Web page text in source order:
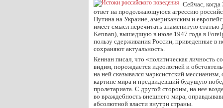
Сейчас,
ответ на продолжающуюся агрессию
Путина на Украине, американским и
имеет смысл перечитать знаменитую
Kennan), вышедшую в июле 1947 года в
пользу сдерживания России, приведенные в
сохраняют актуальность.
Кеннан писал, что «политическая личность
видим, порождается идеологией и
на ней сказывался марксистский
картине мира и предвидевший будущую
пролетариата. С другой стороны, на нее
во враждебность внешнего мира,
абсолютной власти внутри страны.